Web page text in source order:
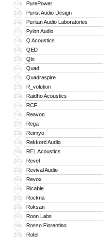
244 PurePower
245 Purist Audio Design
246 Puritan Audio Laboratories
247 Pylon Audio
248 Q Acoustics
249 QED
250 Qln
251 Quad
252 Quadraspire
253 R_volution
254 Raidho Acoustics
255 RCF
256 Reavon
257 Rega
258 Reimyo
259 Rekkord Audio
260 REL Acoustics
261 Revel
262 Revival Audio
263 Revox
264 Ricable
265 Rockna
266 Roksan
267 Roon Labs
268 Rosso Fiorentino
269 Rotel